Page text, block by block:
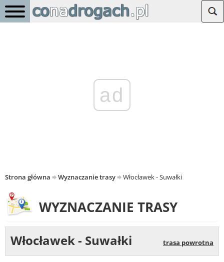
ad
Strona główna Wyznaczanie trasy Włocławek - Suwałki
WYZNACZANIE TRASY
Włocławek - Suwałki trasa powrotna